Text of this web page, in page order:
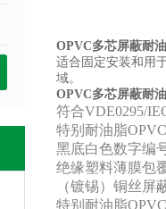
OPVC多芯屏蔽耐
适合固定安装和用
域。
OPVC多芯屏蔽耐
符合VDE0295/
特别耐油脂
黑底白色数字编
绝缘塑料薄膜包
（镀锡）铜丝屏
特别耐油脂